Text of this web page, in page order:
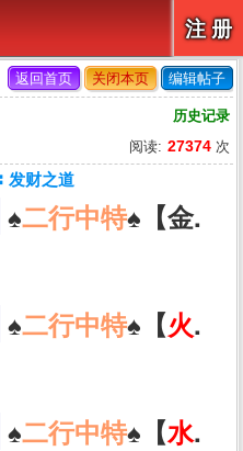
注 册
返回首页 关闭本页 编辑帖子
历史记录
阅读: 27374次
发财之道
♠️二行中特♠️【金.
♠️二行中特♠️【火.
♠️二行中特♠️【水.